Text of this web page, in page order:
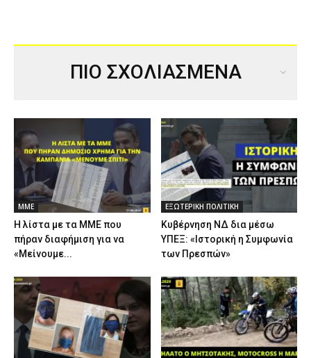
ΠΙΟ ΣΧΟΛΙΑΣΜΕΝΑ
ΜΜΕ
Η λίστα με τα ΜΜΕ που
πήραν διαφήμιση για να
«Μείνουμε...
ΕΞΩΤΕΡΙΚΗ ΠΟΛΙΤΙΚΗ
Κυβέρνηση ΝΔ δια μέσω
ΥΠΕΞ: «Ιστορική η Συμφωνία
των Πρεσπών»